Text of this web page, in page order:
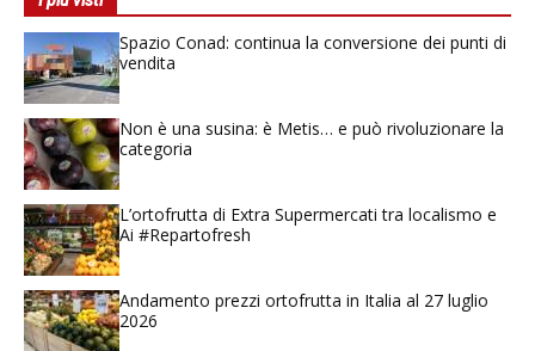
Spazio Conad: continua la conversione dei punti di
vendita
Non è una susina: è Metis… e può rivoluzionare la
categoria
L’ortofrutta di Extra Supermercati tra localismo e
Ai #Repartofresh
Andamento prezzi ortofrutta in Italia al 27 luglio
2026